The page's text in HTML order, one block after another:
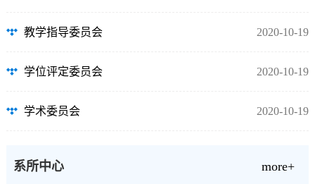
教学指导委员会 2020-10-19
学位评定委员会 2020-10-19
学术委员会 2020-10-19
系所中心 more+